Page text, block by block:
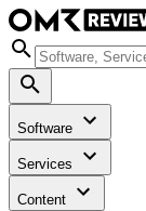
Software
Services
Content